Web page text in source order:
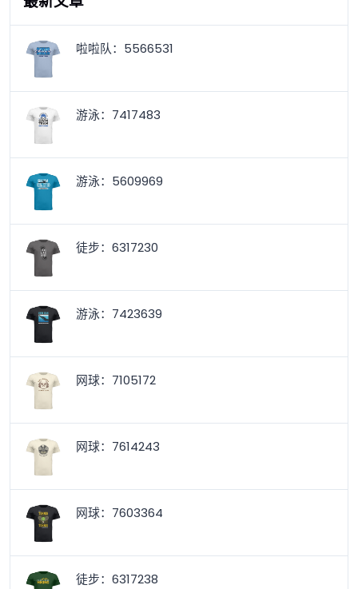
啦啦队：5566531
游泳：7417483
游泳：5609969
徒步：6317230
游泳：7423639
网球：7105172
网球：7614243
网球：7603364
徒步：6317238